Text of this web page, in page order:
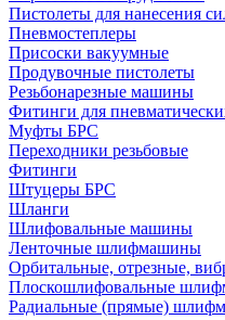
Пистолеты для нанесения
Пневмостеплеры
Присоски вакуумные
Продувочные пистолеты
Резьбонарезные машины
Фитинги для
Муфты БРС
Переходники резьбовые
Фитинги
Штуцеры БРС
Шланги
Шлифовальные машины
Ленточные шлифмашины
Орбитальные, отрезные,
Плоскошлифовальные
Радиальные (прямые)